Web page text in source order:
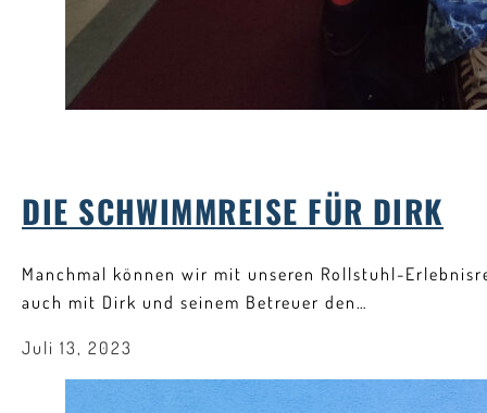
DIE SCHWIMMREISE FÜR DIRK
Manchmal können wir mit unseren Rollstuhl-
auch mit Dirk und seinem Betreuer den…
Juli 13, 2023